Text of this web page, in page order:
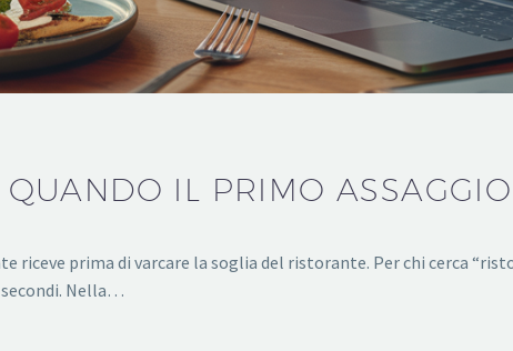
QUANDO IL PRIMO
prima di varcare la soglia del ristorante. Per chi cerca
Nella…